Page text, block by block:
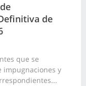
de
que se
impugnaciones y